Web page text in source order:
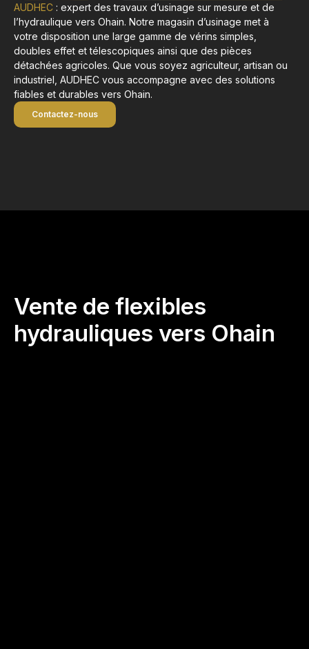
AUDHEC : expert des travaux d’usinage sur mesure et de
l’hydraulique vers Ohain. Notre magasin d’usinage met à
votre disposition une large gamme de vérins simples,
doubles effet et télescopiques ainsi que des pièces
détachées agricoles. Que vous soyez agriculteur, artisan ou
industriel, AUDHEC vous accompagne avec des solutions
fiables et durables vers Ohain.
Contactez-nous
Vente de flexibles
hydrauliques vers Ohain